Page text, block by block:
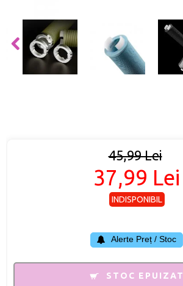
45,99 Lei
37,99 Lei
INDISPONIBIL
Alerte Preț / Stoc
STOC EPUIZAT